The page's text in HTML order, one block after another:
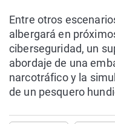
Entre otros
albergará en
ciberseguridad, un
abordaje de una
narcotráfico y la
de un pesquero